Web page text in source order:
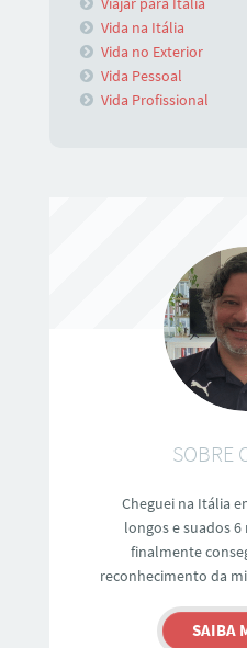
Vida na Itália
Vida no Exterior
Vida Pessoal
Vida Profissional
SOBRE
Cheguei na Itália
longos e suados 6
finalmente
reconhecimento da
SAIBA